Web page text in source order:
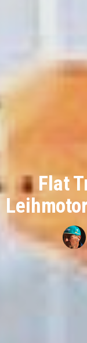
Flat